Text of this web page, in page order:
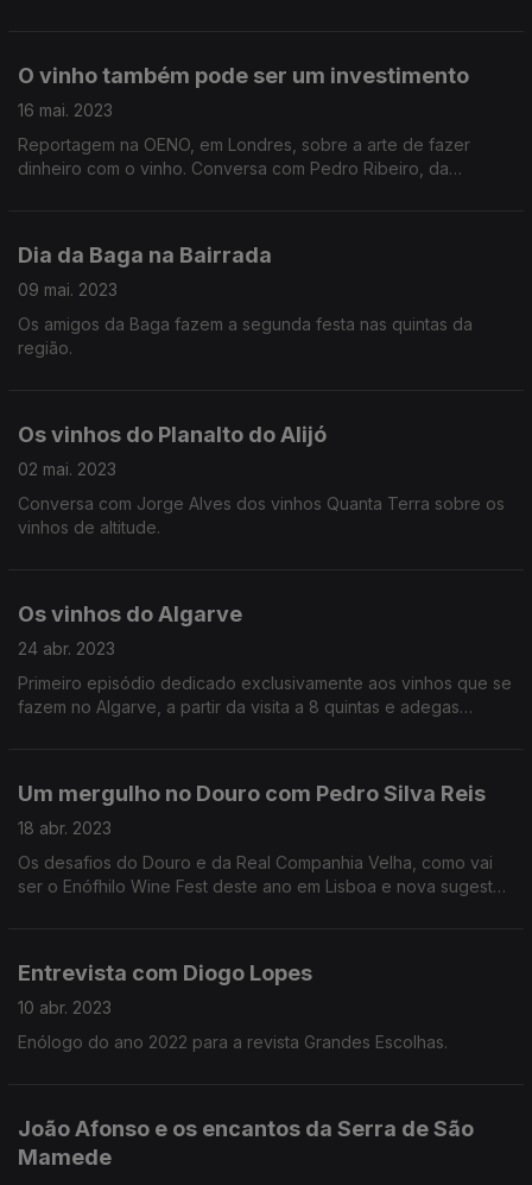
O vinho também pode ser um investimento
16 mai. 2023
Reportagem na OENO, em Londres, sobre a arte de fazer
dinheiro com o vinho. Conversa com Pedro Ribeiro, da
Dia da Baga na Bairrada
09 mai. 2023
Os amigos da Baga fazem a segunda festa nas quintas da
região.
Os vinhos do Planalto do Alijó
02 mai. 2023
Conversa com Jorge Alves dos vinhos Quanta Terra sobre os
vinhos de altitude.
Os vinhos do Algarve
24 abr. 2023
Primeiro episódio dedicado exclusivamente aos vinhos que se
fazem no Algarve, a partir da visita a 8 quintas e adegas
Um mergulho no Douro com Pedro Silva Reis
18 abr. 2023
Os desafios do Douro e da Real Companhia Velha, como vai
ser o Enófhilo Wine Fest deste ano em Lisboa e nova sugestão
Entrevista com Diogo Lopes
10 abr. 2023
Enólogo do ano 2022 para a revista Grandes Escolhas.
João Afonso e os encantos da Serra de São
Mamede